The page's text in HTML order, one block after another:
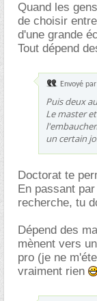
Quand les
de choisir
d'une grande
Tout dépend
Envoyé par
Puis deux
Le master
un certain
Doctorat te
En passant
recherche, tu
Dépend des
mènent vers
pro (je ne
vraiment rien